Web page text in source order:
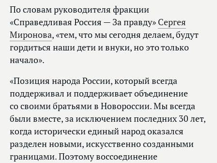
По словам руководителя фракции
«Справедливая Россия — За правду» Сергея
Миронова, «тем, что мы сегодня делаем, будут
гордиться наши дети и внуки, но это только
начало».
«Позиция народа России, который всегда
поддерживал и поддерживает объединение
со своими братьями в Новороссии. Мы всегда
были вместе, за исключением последних 30 лет,
когда исторически единый народ оказался
разделен новыми, искусственно созданными
границами. Поэтому воссоединение